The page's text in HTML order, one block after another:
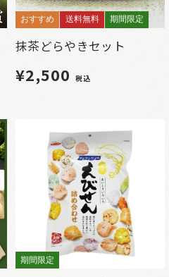
おすすめ 送料無料 期間限定
抹茶どらやきセット
¥2,500 税込
期間限定